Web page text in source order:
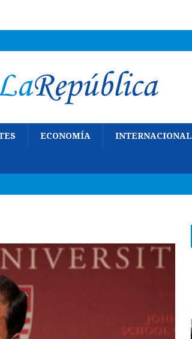
ECONOMÍA INTERNACIONAL